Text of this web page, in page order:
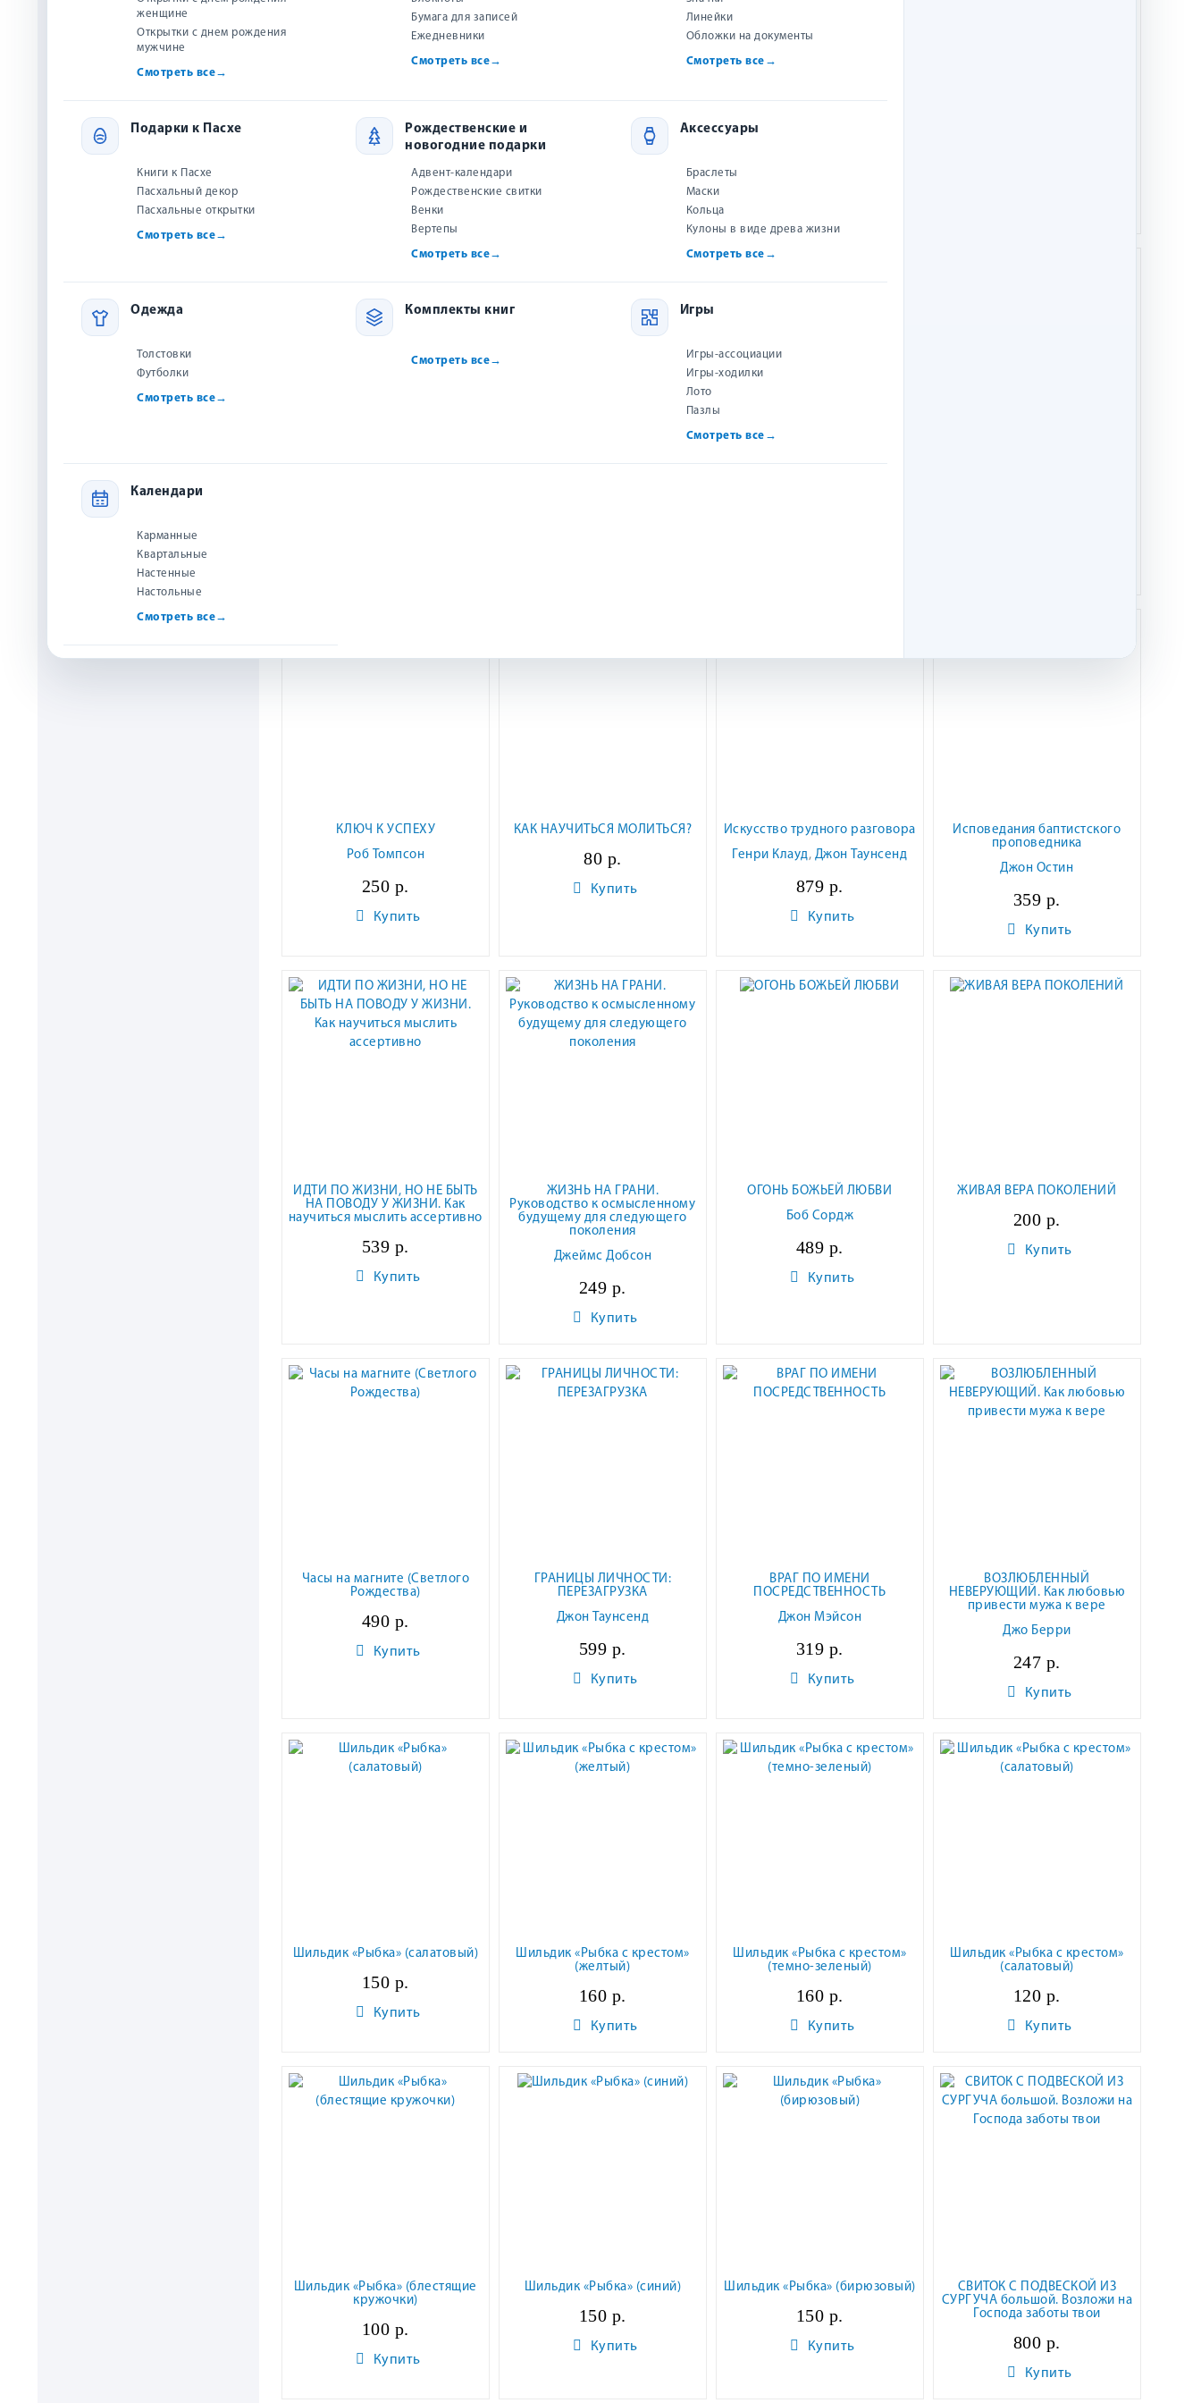
женщине
Открытки с днем рождения
мужчине
Смотреть все→
Бумага для записей
Ежедневники
Смотреть все→
Линейки
Обложки на документы
Смотреть все →
Подарки к Пасхе
Книги к Пасхе
Пасхальный декор
Пасхальные открытки
Смотреть все→
Рождественские и
новогодние подарки
Адвент-календари
Рождественские свитки
Венки
Вертепы
Смотреть все→
Аксессуары
Браслеты
Маски
Кольца
Кулоны в виде древа жизни
Смотреть все →
Одежда
Толстовки
Футболки
Смотреть все→
Комплекты книг
Смотреть все→
Игры
Игры-ассоциации
Игры-ходилки
Лото
Пазлы
Смотреть все →
Календари
Карманные
Квартальные
Настенные
Настольные
Смотреть все→
Акции и скидки
Скоро в продаже
Авторы
ФАНТАСТИКИ
Джон Таунсенд
Купить
Иван Каргель
КЛЮЧ К УСПЕХУ
Роб Томпсон
250 р.
Купить
КАК НАУЧИТЬСЯ МОЛИТЬСЯ?
80 р.
Купить
Искусство трудного разговора
Генри Клауд, Джон Таунсенд
879 р.
Купить
Исповедания баптистского
проповедника
Джон Остин
359 р.
Купить
ИДТИ ПО ЖИЗНИ, НО НЕ БЫТЬ
НА ПОВОДУ У ЖИЗНИ. Как
научиться мыслить ассертивно
539 р.
Купить
ЖИЗНЬ НА ГРАНИ.
Руководство к осмысленному
будущему для следующего
поколения
Джеймс Добсон
249 р.
Купить
ОГОНЬ БОЖЬЕЙ ЛЮБВИ
Боб Сордж
489 р.
Купить
ЖИВАЯ ВЕРА ПОКОЛЕНИЙ
200 р.
Купить
Часы на магните (Светлого
Рождества)
490 р.
Купить
ГРАНИЦЫ ЛИЧНОСТИ:
ПЕРЕЗАГРУЗКА
Джон Таунсенд
599 р.
Купить
ВРАГ ПО ИМЕНИ
ПОСРЕДСТВЕННОСТЬ
Джон Мэйсон
319 р.
Купить
ВОЗЛЮБЛЕННЫЙ
НЕВЕРУЮЩИЙ. Как любовью
привести мужа к вере
Джо Берри
247 р.
Купить
Шильдик «Рыбка» (салатовый)
150 р.
Купить
Шильдик «Рыбка с крестом»
(желтый)
160 р.
Купить
Шильдик «Рыбка с крестом»
(темно-зеленый)
160 р.
Купить
Шильдик «Рыбка с крестом»
(салатовый)
120 р.
Купить
Шильдик «Рыбка» (блестящие
кружочки)
100 р.
Купить
Шильдик «Рыбка» (синий)
150 р.
Купить
Шильдик «Рыбка» (бирюзовый)
150 р.
Купить
СВИТОК С ПОДВЕСКОЙ ИЗ
СУРГУЧА большой. Возложи на
Господа заботы твои
800 р.
Купить